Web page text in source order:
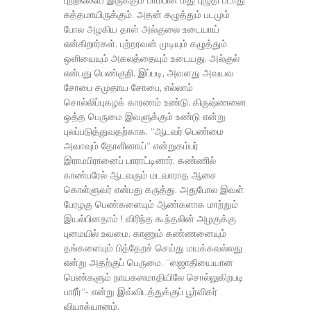
சுத்தமாயிருக்கும். அதன் கழுத்தும் படமும்
போல அழகிய தாள் அல்குலை உடையாய்
என்கிறார்கள். புற்றரவன் முடியும் கழுத்தும்
ஒளியையும் அகலத்தையும் உடையது. அல்குல்
என்பது பெண்குறி. இப்படி, அவளது அவயவ
சோபை சமுதாய சோபை, எல்லாம்
சொல்லிப்புகழக் காரணம் உண்டு. கிருஷ்ணனை
ஒத்த பெருமை இவளுக்கும் உண்டு என்று
புலப்படுத்துவதற்காக. “ஆடவர் பெண்மை
அவாவும் தோளினாய்“ என்றுகம்பர்
இராமபிரானைப் பாராட்டினார். கண்ணில்
காண்பரேல் ஆடவரும் மடவாராத ஆசை
கொள்ளுவர் என்பது கருத்து. அதுபோல இவள்
பேரழகு பெண்களையும் ஆண்களாக மாற்றும்
இயல்பினதாம் ! விரிந்த கூந்தலின் அழகுக்கு
புனமயில் உவமை. காணும் கண்ணனையும்
தங்களையும் பித்தேறச் செய்து மயக்கவல்லது
என்று அதற்குப் பெருமை. “ஸஜாதியையான
பெண்களும் நாயகஸமாதியிலே சொல்லுகிறபடி
பாரீர்“- என்று இவ்விடத்துக்குப் பூர்விகர்
வியாக்யானம்.